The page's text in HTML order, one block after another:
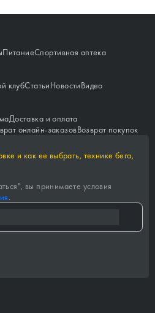
ПитаниеСпортивная аптека
клубСтатьиНовостиВидео
Доставка и оплата
онлайн-заказовВозврат покупок
и как ее выбрать, технике бега,
", вы принимаете условия
.